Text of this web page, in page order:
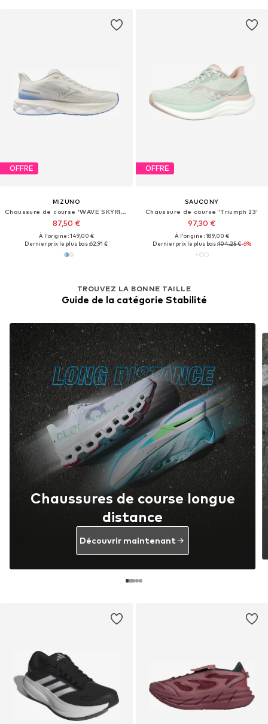
OFFRE
MIZUNO
Chaussure de course 'WAVE SKYRISE 7'
87,50 €
À l'origine : 149,00 €
Dernier prix le plus bas :62,91 €
OFFRE
SAUCONY
Chaussure de course 'Triumph 23'
97,30 €
À l'origine : 189,00 €
Dernier prix le plus bas :104,25 €-6%
TROUVEZ LA BONNE TAILLE
Guide de la catégorie Stabilité
Chaussures de course longue
distance
Découvrir maintenant